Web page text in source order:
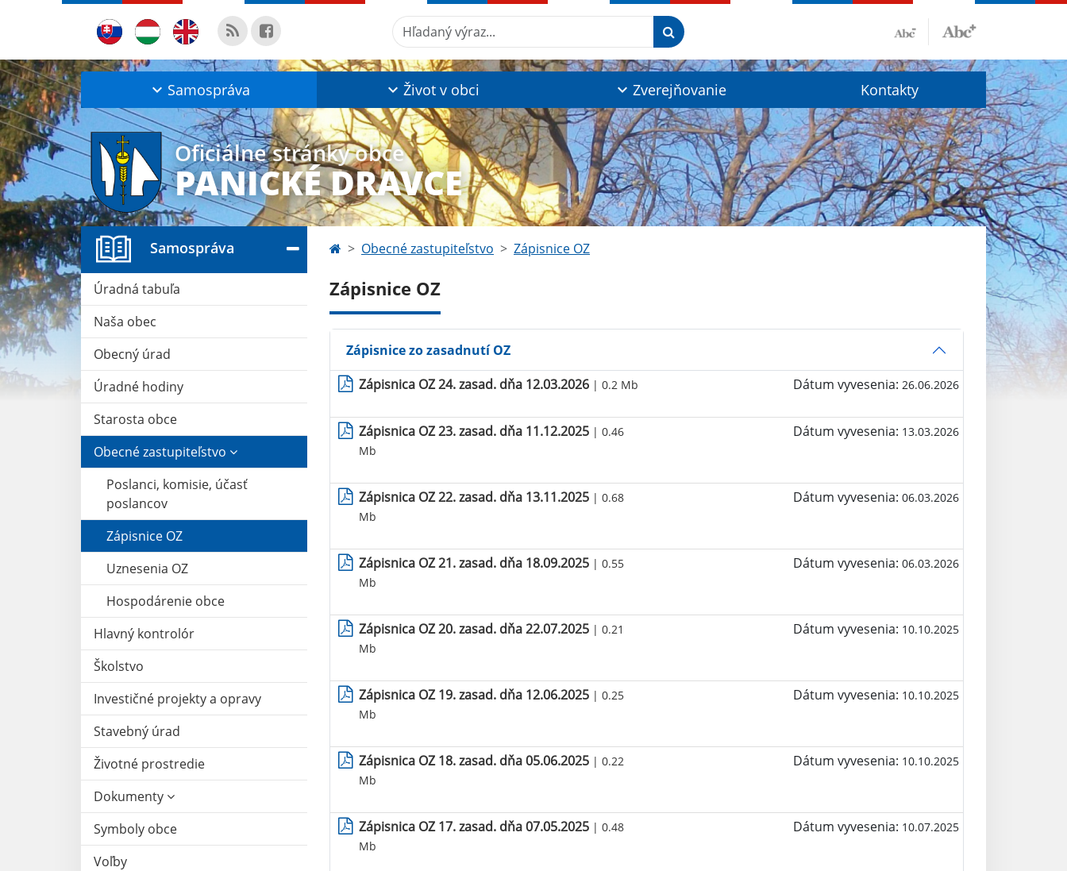
Hľadaný výraz...
Samospráva Život v obci Zverejňovanie Kontakty
Oficiálne stránky obce
PANICKÉ DRAVCE
Samospráva
Úradná tabuľa
Naša obec
Obecný úrad
Úradné hodiny
Starosta obce
Obecné zastupiteľstvo
Poslanci, komisie, účasť
poslancov
Zápisnice OZ
Uznesenia OZ
Hospodárenie obce
Hlavný kontrolór
Školstvo
Investičné projekty a opravy
Stavebný úrad
Životné prostredie
Dokumenty
Symboly obce
Voľby
Obecné zastupiteľstvo Zápisnice OZ
Zápisnice OZ
Zápisnice zo zasadnutí OZ
Zápisnica OZ 24. zasad. dňa 12.03.2026 | 0.2 Mb Dátum vyvesenia: 26.06.2026
Zápisnica OZ 23. zasad. dňa 11.12.2025 | 0.46
Mb
Dátum vyvesenia: 13.03.2026
Zápisnica OZ 22. zasad. dňa 13.11.2025 | 0.68
Mb
Dátum vyvesenia: 06.03.2026
Zápisnica OZ 21. zasad. dňa 18.09.2025 | 0.55
Mb
Dátum vyvesenia: 06.03.2026
Zápisnica OZ 20. zasad. dňa 22.07.2025 | 0.21
Mb
Dátum vyvesenia: 10.10.2025
Zápisnica OZ 19. zasad. dňa 12.06.2025 | 0.25
Mb
Dátum vyvesenia: 10.10.2025
Zápisnica OZ 18. zasad. dňa 05.06.2025 | 0.22
Mb
Dátum vyvesenia: 10.10.2025
Zápisnica OZ 17. zasad. dňa 07.05.2025 | 0.48
Mb
Dátum vyvesenia: 10.07.2025